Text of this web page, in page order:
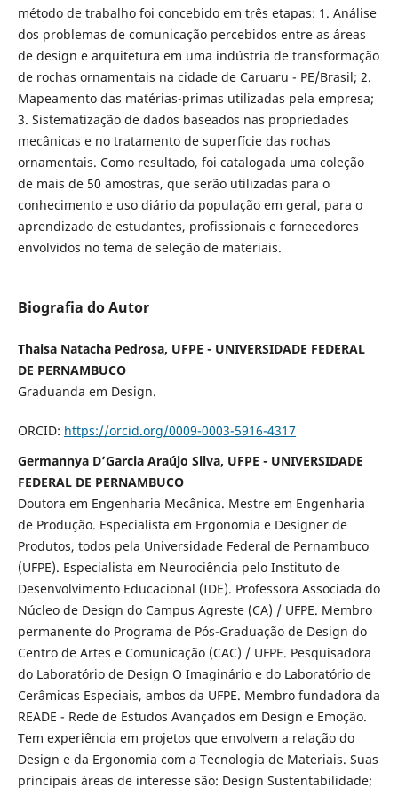
método de trabalho foi concebido em três etapas: 1. Análise
dos problemas de comunicação percebidos entre as áreas
de design e arquitetura em uma indústria de transformação
de rochas ornamentais na cidade de Caruaru - PE/Brasil; 2.
Mapeamento das matérias-primas utilizadas pela empresa;
3. Sistematização de dados baseados nas propriedades
mecânicas e no tratamento de superfície das rochas
ornamentais. Como resultado, foi catalogada uma coleção
de mais de 50 amostras, que serão utilizadas para o
conhecimento e uso diário da população em geral, para o
aprendizado de estudantes, profissionais e fornecedores
envolvidos no tema de seleção de materiais.
Biografia do Autor
Thaisa Natacha Pedrosa, UFPE - UNIVERSIDADE FEDERAL
DE PERNAMBUCO
Graduanda em Design.
ORCID: https://orcid.org/0009-0003-5916-4317
Germannya D’Garcia Araújo Silva, UFPE - UNIVERSIDADE
FEDERAL DE PERNAMBUCO
Doutora em Engenharia Mecânica. Mestre em Engenharia
de Produção. Especialista em Ergonomia e Designer de
Produtos, todos pela Universidade Federal de Pernambuco
(UFPE). Especialista em Neurociência pelo Instituto de
Desenvolvimento Educacional (IDE). Professora Associada do
Núcleo de Design do Campus Agreste (CA) / UFPE. Membro
permanente do Programa de Pós-Graduação de Design do
Centro de Artes e Comunicação (CAC) / UFPE. Pesquisadora
do Laboratório de Design O Imaginário e do Laboratório de
Cerâmicas Especiais, ambos da UFPE. Membro fundadora da
READE - Rede de Estudos Avançados em Design e Emoção.
Tem experiência em projetos que envolvem a relação do
Design e da Ergonomia com a Tecnologia de Materiais. Suas
principais áreas de interesse são: Design Sustentabilidade;